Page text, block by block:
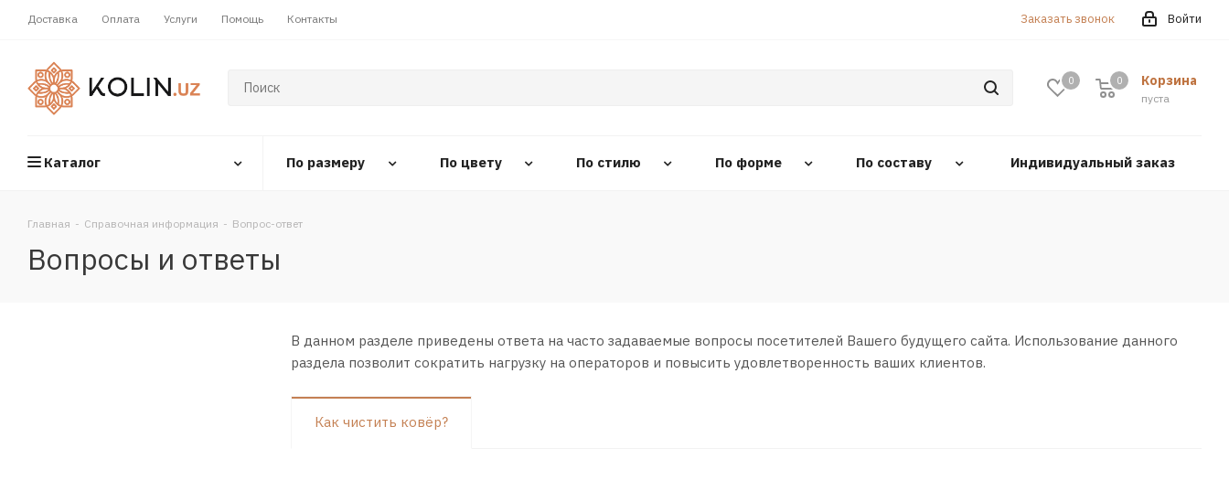
Доставка Оплата Услуги Помощь Контакты Войти
Заказать звонок
0 Корзина
0
пуста
0
Каталог По размеру По цвету По стилю По форме По составу Индивидуальный заказ
Главная - Справочная информация - Вопрос-ответ
Вопросы и ответы
В данном разделе приведены ответа на часто задаваемые вопросы посетителей Вашего будущего сайта. Использование данного
раздела позволит сократить нагрузку на операторов и повысить удовлетворенность ваших клиентов.
Как чистить ковёр?